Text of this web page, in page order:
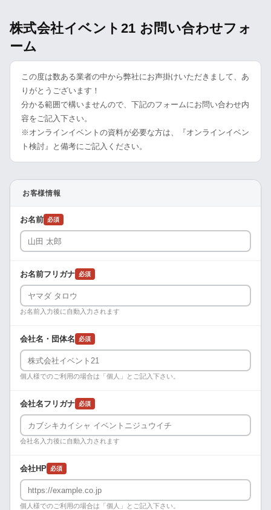
株式会社イベント21 お問い合わせフォ
ーム
この度は数ある業者の中から弊社にお声掛けいただきまして、あ
りがとうございます！
分かる範囲で構いませんので、下記のフォームにお問い合わせ内
容をご記入下さい。
※オンラインイベントの資料が必要な方は、『オンラインイベン
ト検討』と備考にご記入ください。
お客様情報
お名前 必須
お名前フリガナ 必須
お名前入力後に自動入力されます
会社名・団体名 必須
個人様でのご利用の場合は「個人」とご記入下さい。
会社名フリガナ 必須
会社名入力後に自動入力されます
会社HP 必須
個人様でのご利用の場合は「個人」とご記入下さい。